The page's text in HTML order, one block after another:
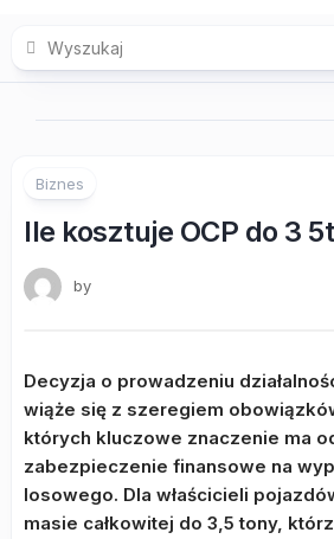
content
Biznes
Ile kosztuje OCP do 3
by
Decyzja o prowadzeniu
wiąże się z szeregiem
których kluczowe znaczenie ma
zabezpieczenie finansowe na
losowego. Dla właścicieli
masie całkowitej do 3,5 tony,